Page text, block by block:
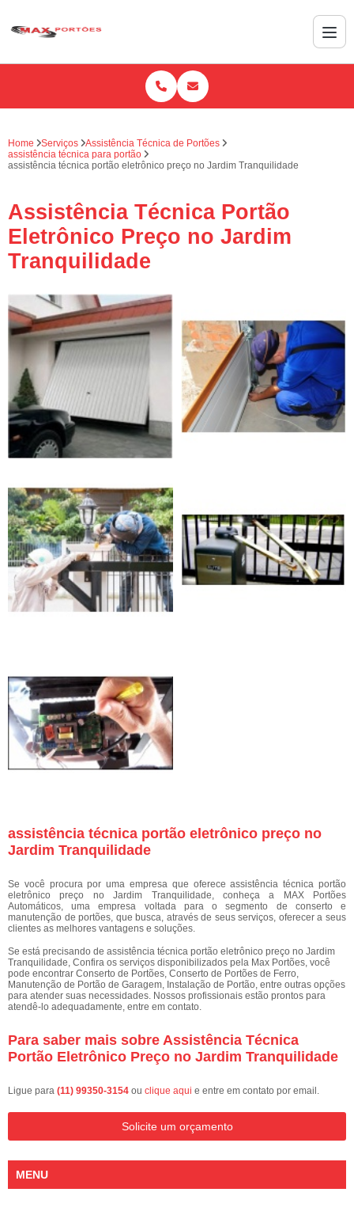
Home Serviços
Assistência Técnica de Portões
assistência técnica para portão
assistência técnica portão eletrônico preço no Jardim Tranquilidade
Assistência Técnica Portão
Eletrônico Preço no Jardim
Tranquilidade
assistência técnica portão eletrônico preço no
Jardim Tranquilidade
Se você procura por uma empresa que oferece assistência técnica portão
eletrônico preço no Jardim Tranquilidade, conheça a MAX Portões
Automáticos, uma empresa voltada para o segmento de conserto e
manutenção de portões, que busca, através de seus serviços, oferecer a seus
clientes as melhores vantagens e soluções.
Se está precisando de assistência técnica portão eletrônico preço no Jardim
Tranquilidade, Confira os serviços disponibilizados pela Max Portões, você
pode encontrar Conserto de Portões, Conserto de Portões de Ferro,
Manutenção de Portão de Garagem, Instalação de Portão, entre outras opções
para atender suas necessidades. Nossos profissionais estão prontos para
atendê-lo adequadamente, entre em contato.
Para saber mais sobre Assistência Técnica
Portão Eletrônico Preço no Jardim Tranquilidade
Ligue para (11) 99350-3154 ou clique aqui e entre em contato por email.
Solicite um orçamento
MENU